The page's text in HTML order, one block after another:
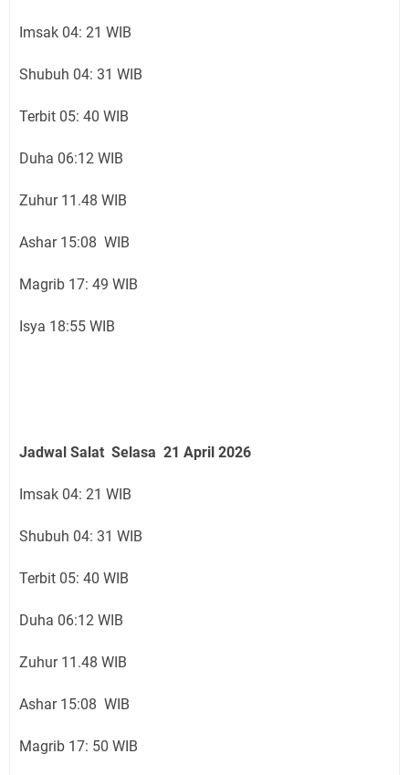
Imsak 04: 21 WIB
Shubuh 04: 31 WIB
Terbit 05: 40 WIB
Duha 06:12 WIB
Zuhur 11.48 WIB
Ashar 15:08 WIB
Magrib 17: 49 WIB
Isya 18:55 WIB
Jadwal Salat Selasa 21 April 2026
Imsak 04: 21 WIB
Shubuh 04: 31 WIB
Terbit 05: 40 WIB
Duha 06:12 WIB
Zuhur 11.48 WIB
Ashar 15:08 WIB
Magrib 17: 50 WIB